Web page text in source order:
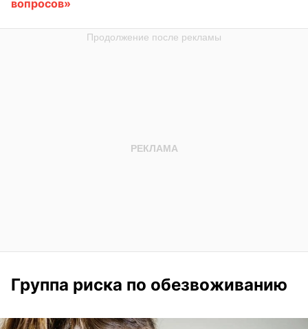
вопросов»
Группа риска по обезвоживанию